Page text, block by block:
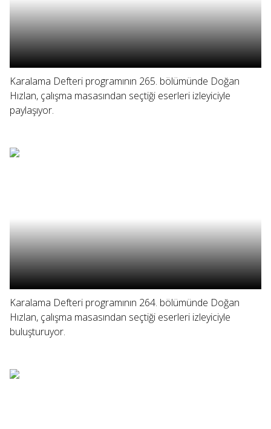
Karalama Defteri programının 265. bölümünde Doğan
Hızlan, çalışma masasından seçtiği eserleri izleyiciyle
paylaşıyor.
Karalama Defteri programının 264. bölümünde Doğan
Hızlan, çalışma masasından seçtiği eserleri izleyiciyle
buluşturuyor.